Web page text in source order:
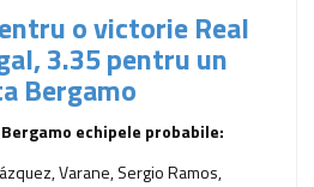
o victorie Real
3.35 pentru un
Bergamo
echipele probabile:
Varane, Sergio Ramos,